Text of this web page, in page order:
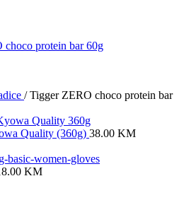
/ Tigger ZERO choco protein bar
Quality (360g) 38.00 KM
KM